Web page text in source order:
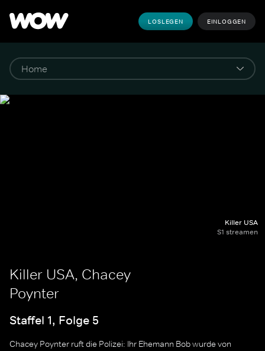
LOSLEGEN EINLOGGEN
Killer USA
S1 streamen
Killer USA, Chacey
Poynter
Staffel 1, Folge 5
Chacey Poynter ruft die Polizei: Ihr Ehemann Bob wurde von